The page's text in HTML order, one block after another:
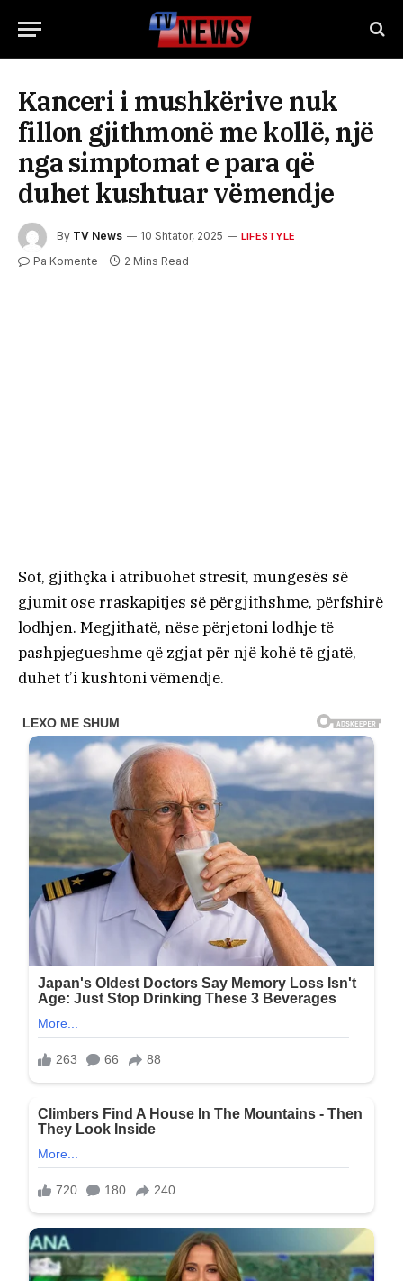
Kanceri i mushkërive nuk
fillon gjithmonë me kollë, një
nga simptomat e para që
duhet kushtuar vëmendje
By TV News 10 Shtator, 2025 LIFESTYLE
Pa Komente 2 Mins Read
Sot, gjithçka i atribuohet stresit, mungesës së
gjumit ose rraskapitjes së përgjithshme, përfshirë
lodhjen. Megjithatë, nëse përjetoni lodhje të
pashpjegueshme që zgjat për një kohë të gjatë,
duhet t’i kushtoni vëmendje.